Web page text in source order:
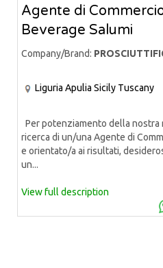
Agente di
Beverage Salumi
Company/Brand:
Liguria Apulia Sicily Tuscany
Per potenziamento della nostra
ricerca di un/una Agente di
e orientato/a ai risultati,
un...
View full description